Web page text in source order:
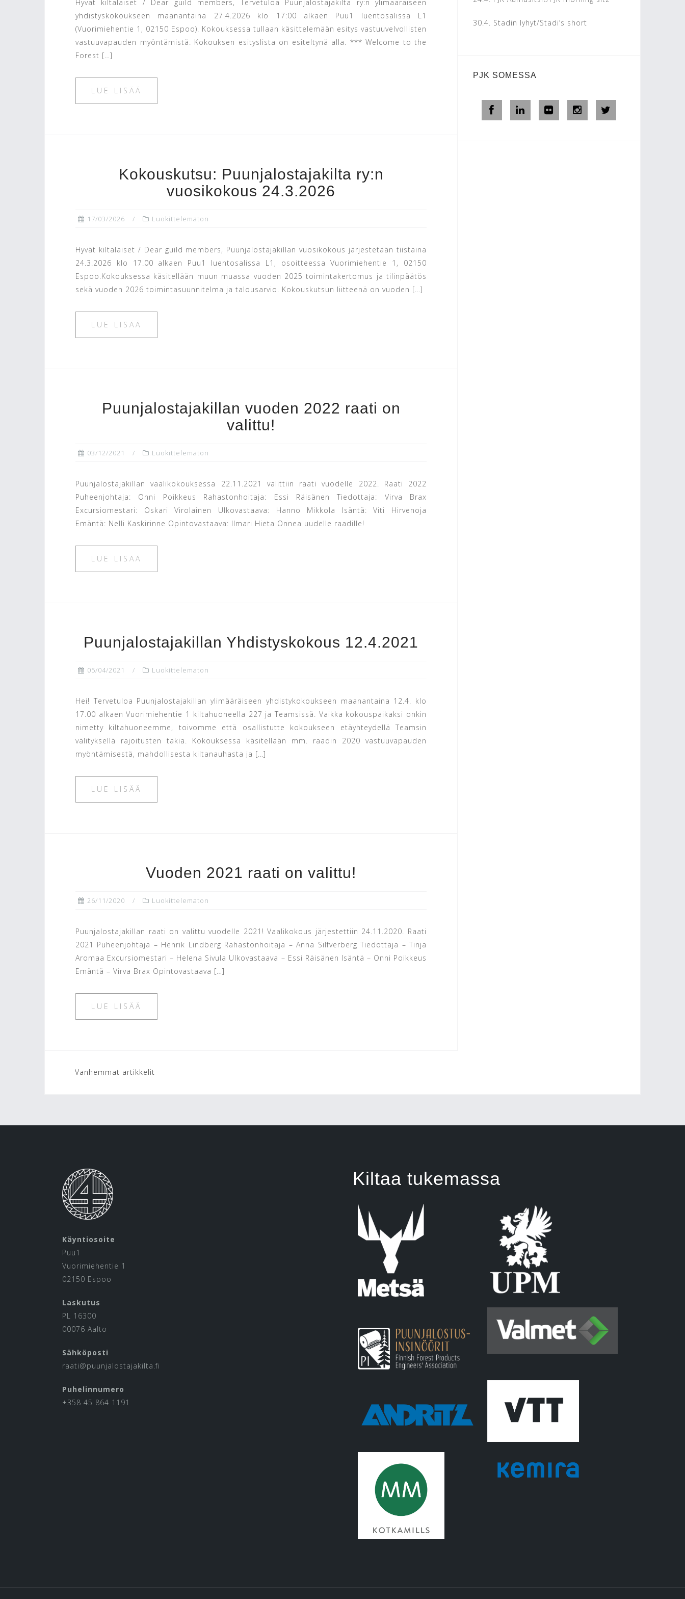
Hyvät kiltalaiset / Dear guild members, Tervetuloa Puunjalostajakilta ry:n ylimääräiseen
yhdistyskokoukseen maanantaina 27.4.2026 klo 17:00 alkaen Puu1 luentosalissa L1
(Vuorimiehentie 1, 02150 Espoo). Kokouksessa tullaan käsittelemään esitys vastuuvelvollisten
vastuuvapauden myöntämistä. Kokouksen esityslista on esiteltynä alla. *** Welcome to the
Forest […]
LUE LISÄÄ
Kokouskutsu: Puunjalostajakilta ry:n
vuosikokous 24.3.2026
17/03/2026 Luokittelematon
Hyvät kiltalaiset / Dear guild members, Puunjalostajakillan vuosikokous järjestetään tiistaina
24.3.2026 klo 17.00 alkaen Puu1 luentosalissa L1, osoitteessa Vuorimiehentie 1, 02150
Espoo.Kokouksessa käsitellään muun muassa vuoden 2025 toimintakertomus ja tilinpäätös
sekä vuoden 2026 toimintasuunnitelma ja talousarvio. Kokouskutsun liitteenä on vuoden […]
LUE LISÄÄ
Puunjalostajakillan vuoden 2022 raati on
valittu!
03/12/2021 Luokittelematon
Puunjalostajakillan vaalikokouksessa 22.11.2021 valittiin raati vuodelle 2022. Raati 2022
Puheenjohtaja: Onni Poikkeus Rahastonhoitaja: Essi Räisänen Tiedottaja: Virva Brax
Excursiomestari: Oskari Virolainen Ulkovastaava: Hanno Mikkola Isäntä: Viti Hirvenoja
Emäntä: Nelli Kaskirinne Opintovastaava: Ilmari Hieta Onnea uudelle raadille!
LUE LISÄÄ
Puunjalostajakillan Yhdistyskokous 12.4.2021
05/04/2021 Luokittelematon
Hei! Tervetuloa Puunjalostajakillan ylimääräiseen yhdistykokoukseen maanantaina 12.4. klo
17.00 alkaen Vuorimiehentie 1 kiltahuoneella 227 ja Teamsissä. Vaikka kokouspaikaksi onkin
nimetty kiltahuoneemme, toivomme että osallistutte kokoukseen etäyhteydellä Teamsin
välityksellä rajoitusten takia. Kokouksessa käsitellään mm. raadin 2020 vastuuvapauden
myöntämisestä, mahdollisesta kiltanauhasta ja […]
LUE LISÄÄ
Vuoden 2021 raati on valittu!
26/11/2020 Luokittelematon
Puunjalostajakillan raati on valittu vuodelle 2021! Vaalikokous järjestettiin 24.11.2020. Raati
2021 Puheenjohtaja – Henrik Lindberg Rahastonhoitaja – Anna Silfverberg Tiedottaja – Tinja
Aromaa Excursiomestari – Helena Sivula Ulkovastaava – Essi Räisänen Isäntä – Onni Poikkeus
Emäntä – Virva Brax Opintovastaava […]
LUE LISÄÄ
Artikkelien
Vanhemmat artikkelit
30.4. Stadin lyhyt/Stadi’s short
PJK SOMESSA
Käyntiosoite
Puu1
Vuorimiehentie 1
02150 Espoo
Laskutus
PL 16300
00076 Aalto
Sähköposti
raati@puunjalostajakilta.fi
Puhelinnumero
+358 45 864 1191
Kiltaa tukemassa